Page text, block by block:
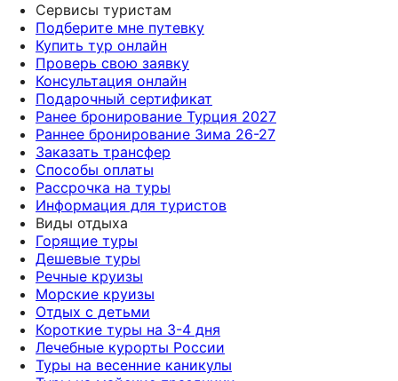
Сервисы туристам
Подберите мне путевку
Купить тур онлайн
Проверь свою заявку
Консультация онлайн
Подарочный сертификат
Ранее бронирование Турция 2027
Раннее бронирование Зима 26-27
Заказать трансфер
Способы оплаты
Рассрочка на туры
Информация для туристов
Виды отдыха
Горящие туры
Дешевые туры
Речные круизы
Морские круизы
Отдых с детьми
Короткие туры на 3-4 дня
Лечебные курорты России
Туры на весенние каникулы